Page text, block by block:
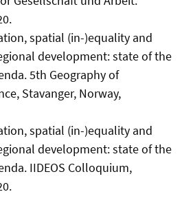
spatial (in-)equality and
development: state of the
5th Geography of
Stavanger, Norway,
spatial (in-)equality and
development: state of the
IIDEOS Colloquium,